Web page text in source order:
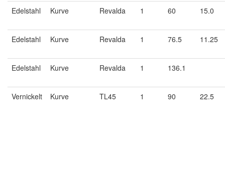
Edelstahl Kurve Revalda 1 60 15.0
Edelstahl Kurve Revalda 1 76.5 11.25
Edelstahl Kurve Revalda 1 136.1
Vernickelt Kurve TL45 1 90 22.5